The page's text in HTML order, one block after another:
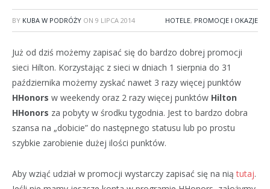
BY KUBA W PODRÓŻY ON 9 LIPCA 2014 HOTELE, PROMOCJE I OKAZJE
Już od dziś możemy zapisać się do bardzo dobrej promocji
sieci Hilton. Korzystając z sieci w dniach 1 sierpnia do 31
października możemy zyskać nawet 3 razy więcej punktów
HHonors w weekendy oraz 2 razy więcej punktów Hilton
HHonors za pobyty w środku tygodnia. Jest to bardzo dobra
szansa na „dobicie” do następnego statusu lub po prostu
szybkie zarobienie dużej ilości punktów.
Aby wziąć udział w promocji wystarczy zapisać się na niątutaj.